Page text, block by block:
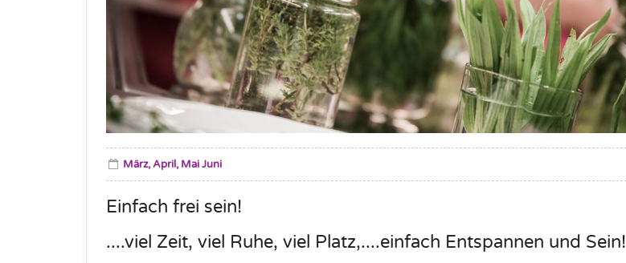
März, April, Mai Juni
Einfach frei sein!
....viel Zeit, viel Ruhe, viel Platz,....einfach Entspannen und Sein!